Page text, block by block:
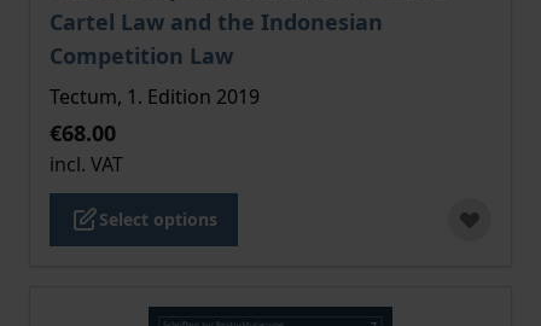
Cartel Law and the Indonesian
Competition Law
Tectum, 1. Edition 2019
€68.00
incl. VAT
Select options